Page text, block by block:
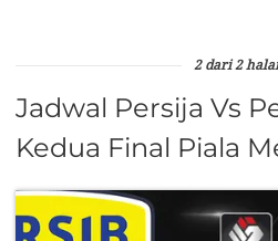
2 dari 2
Jadwal Persija Vs
Kedua Final Piala